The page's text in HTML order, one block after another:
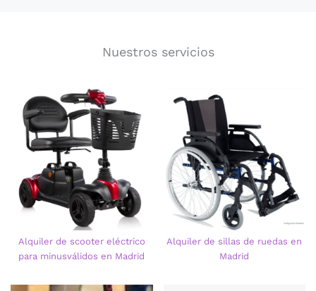
Nuestros servicios
Alquiler de scooter eléctrico
para minusválidos en Madrid
Alquiler de sillas de ruedas en
Madrid